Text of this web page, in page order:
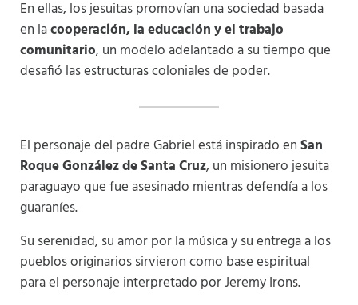
En ellas, los jesuitas promovían una sociedad basada
en lacooperación, la educación y el trabajo
comunitario, un modelo adelantado a su tiempo que
desafió las estructuras coloniales de poder.
El personaje del padre Gabriel está inspirado enSan
Roque González de Santa Cruz, un misionero jesuita
paraguayo que fue asesinado mientras defendía a los
guaraníes.
Su serenidad, su amor por la música y su entrega a los
pueblos originarios sirvieron como base espiritual
para el personaje interpretado por Jeremy Irons.